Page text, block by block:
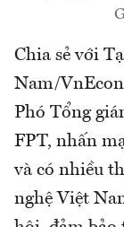
Chia sẻ với
Nam/
Phó Tổng
FPT, nhấn
và có nhiều
nghệ Việt